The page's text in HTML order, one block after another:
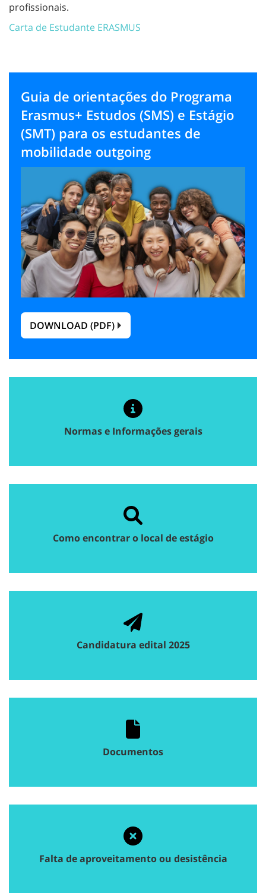
profissionais.
Carta de Estudante ERASMUS
Guia de orientações do Programa
Erasmus+ Estudos (SMS) e Estágio
(SMT) para os estudantes de
mobilidade outgoing
DOWNLOAD (PDF)
Normas e Informações gerais
Como encontrar o local de estágio
Candidatura edital 2025
Documentos
Falta de aproveitamento ou desistência